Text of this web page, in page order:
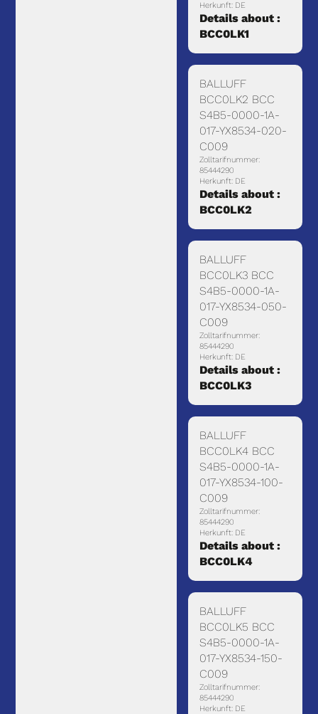
Herkunft: DE
Details about :
BCC0LK1
BALLUFF
BCC0LK2 BCC
S4B5-0000-1A-
017-YX8534-020-
C009
Zolltarifnummer:
85444290
Herkunft: DE
Details about :
BCC0LK2
BALLUFF
BCC0LK3 BCC
S4B5-0000-1A-
017-YX8534-050-
C009
Zolltarifnummer:
85444290
Herkunft: DE
Details about :
BCC0LK3
BALLUFF
BCC0LK4 BCC
S4B5-0000-1A-
017-YX8534-100-
C009
Zolltarifnummer:
85444290
Herkunft: DE
Details about :
BCC0LK4
BALLUFF
BCC0LK5 BCC
S4B5-0000-1A-
017-YX8534-150-
C009
Zolltarifnummer:
85444290
Herkunft: DE